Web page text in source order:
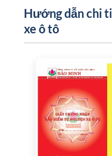
Hướng dẫn chi
xe ô tô